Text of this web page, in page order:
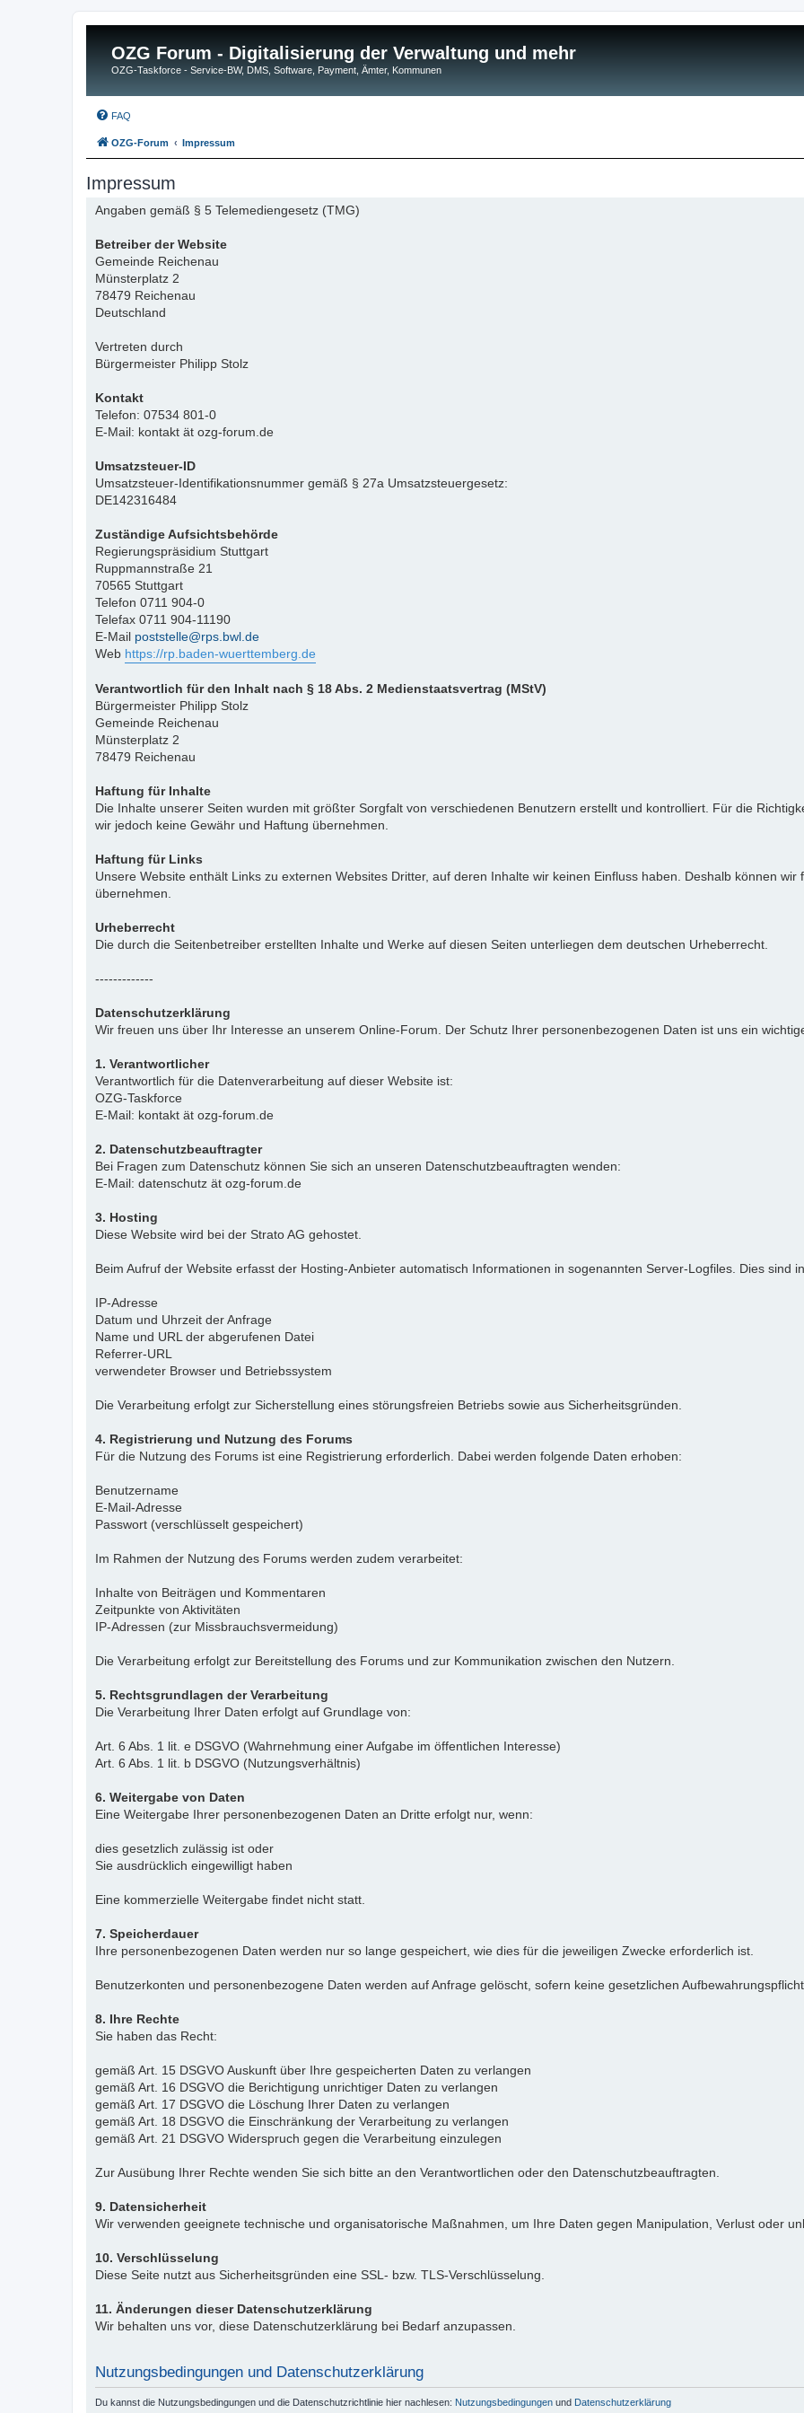
OZG Forum - Digitalisierung der Verwaltung und mehr
OZG-Taskforce - Service-BW, DMS, Software, Payment, Ämter, Kommunen
FAQ
OZG-Forum Impressum
Impressum
Angaben gemäß § 5 Telemediengesetz (TMG)
Betreiber der Website
Gemeinde Reichenau
Münsterplatz 2
78479 Reichenau
Deutschland
Vertreten durch
Bürgermeister Philipp Stolz
Kontakt
Telefon: 07534 801-0
E-Mail: kontakt ät ozg-forum.de
Umsatzsteuer-ID
Umsatzsteuer-Identifikationsnummer gemäß § 27a Umsatzsteuergesetz:
DE142316484
Zuständige Aufsichtsbehörde
Regierungspräsidium Stuttgart
Ruppmannstraße 21
70565 Stuttgart
Telefon 0711 904-0
Telefax 0711 904-11190
E-Mail poststelle@rps.bwl.de
Web https://rp.baden-wuerttemberg.de
Verantwortlich für den Inhalt nach § 18 Abs. 2 Medienstaatsvertrag (MStV)
Bürgermeister Philipp Stolz
Gemeinde Reichenau
Münsterplatz 2
78479 Reichenau
Haftung für Inhalte
Die Inhalte unserer Seiten wurden mit größter Sorgfalt von verschiedenen Benutzern erstellt und kontrolliert. Für die
wir jedoch keine Gewähr und Haftung übernehmen.
Haftung für Links
Unsere Website enthält Links zu externen Websites Dritter, auf deren Inhalte wir keinen Einfluss haben. Deshalb können
übernehmen.
Urheberrecht
Die durch die Seitenbetreiber erstellten Inhalte und Werke auf diesen Seiten unterliegen dem deutschen Urheberrecht.
-------------
Datenschutzerklärung
Wir freuen uns über Ihr Interesse an unserem Online-Forum. Der Schutz Ihrer personenbezogenen Daten ist uns ein
1. Verantwortlicher
Verantwortlich für die Datenverarbeitung auf dieser Website ist:
OZG-Taskforce
E-Mail: kontakt ät ozg-forum.de
2. Datenschutzbeauftragter
Bei Fragen zum Datenschutz können Sie sich an unseren Datenschutzbeauftragten wenden:
E-Mail: datenschutz ät ozg-forum.de
3. Hosting
Diese Website wird bei der Strato AG gehostet.
Beim Aufruf der Website erfasst der Hosting-Anbieter automatisch Informationen in sogenannten Server-Logfiles. Dies sind
IP-Adresse
Datum und Uhrzeit der Anfrage
Name und URL der abgerufenen Datei
Referrer-URL
verwendeter Browser und Betriebssystem
Die Verarbeitung erfolgt zur Sicherstellung eines störungsfreien Betriebs sowie aus Sicherheitsgründen.
4. Registrierung und Nutzung des Forums
Für die Nutzung des Forums ist eine Registrierung erforderlich. Dabei werden folgende Daten erhoben:
Benutzername
E-Mail-Adresse
Passwort (verschlüsselt gespeichert)
Im Rahmen der Nutzung des Forums werden zudem verarbeitet:
Inhalte von Beiträgen und Kommentaren
Zeitpunkte von Aktivitäten
IP-Adressen (zur Missbrauchsvermeidung)
Die Verarbeitung erfolgt zur Bereitstellung des Forums und zur Kommunikation zwischen den Nutzern.
5. Rechtsgrundlagen der Verarbeitung
Die Verarbeitung Ihrer Daten erfolgt auf Grundlage von:
Art. 6 Abs. 1 lit. e DSGVO (Wahrnehmung einer Aufgabe im öffentlichen Interesse)
Art. 6 Abs. 1 lit. b DSGVO (Nutzungsverhältnis)
6. Weitergabe von Daten
Eine Weitergabe Ihrer personenbezogenen Daten an Dritte erfolgt nur, wenn:
dies gesetzlich zulässig ist oder
Sie ausdrücklich eingewilligt haben
Eine kommerzielle Weitergabe findet nicht statt.
7. Speicherdauer
Ihre personenbezogenen Daten werden nur so lange gespeichert, wie dies für die jeweiligen Zwecke erforderlich ist.
Benutzerkonten und personenbezogene Daten werden auf Anfrage gelöscht, sofern keine gesetzlichen
8. Ihre Rechte
Sie haben das Recht:
gemäß Art. 15 DSGVO Auskunft über Ihre gespeicherten Daten zu verlangen
gemäß Art. 16 DSGVO die Berichtigung unrichtiger Daten zu verlangen
gemäß Art. 17 DSGVO die Löschung Ihrer Daten zu verlangen
gemäß Art. 18 DSGVO die Einschränkung der Verarbeitung zu verlangen
gemäß Art. 21 DSGVO Widerspruch gegen die Verarbeitung einzulegen
Zur Ausübung Ihrer Rechte wenden Sie sich bitte an den Verantwortlichen oder den Datenschutzbeauftragten.
9. Datensicherheit
Wir verwenden geeignete technische und organisatorische Maßnahmen, um Ihre Daten gegen Manipulation, Verlust oder
10. Verschlüsselung
Diese Seite nutzt aus Sicherheitsgründen eine SSL- bzw. TLS-Verschlüsselung.
11. Änderungen dieser Datenschutzerklärung
Wir behalten uns vor, diese Datenschutzerklärung bei Bedarf anzupassen.
Nutzungsbedingungen und Datenschutzerklärung
Du kannst die Nutzungsbedingungen und die Datenschutzrichtlinie hier nachlesen: Nutzungsbedingungen und Datenschutzerklärung